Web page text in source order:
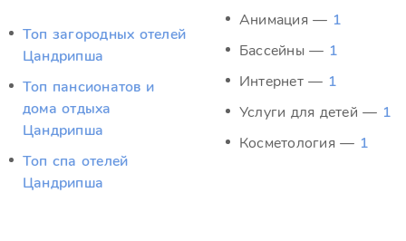
Топ загородных отелей
Цандрипша
Топ пансионатов и
дома отдыха
Цандрипша
Топ спа отелей
Цандрипша
Анимация — 1
Бассейны — 1
Интернет — 1
Услуги для детей — 1
Косметология — 1